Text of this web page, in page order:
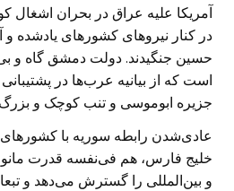
آمریکا علیه عراق در بحران اشغال
در کنار نیروهای کشورهای یادشده و
حسین جنگیدند. دولت دمشق گاه و
است که از بیانیه عرب‌ها در
جزیره ابوموسی و تنب کوچک و
عادی‌شدن رابطه سوریه با کشورهای
خلیج فارس، هم فی‌نفسه قدرت
و بین‌المللی را گسترش می‌دهد و تبعا